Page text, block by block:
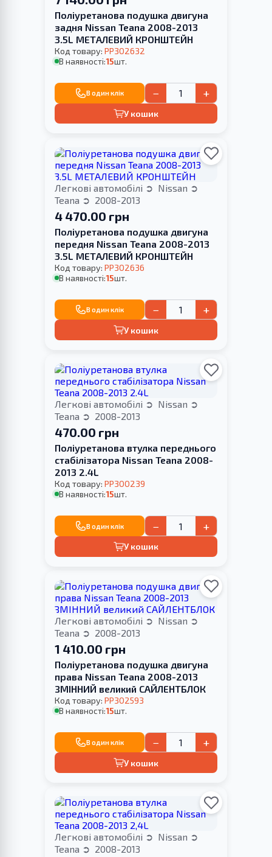
Поліуретанова подушка двигуна
задня Nissan Teana 2008-2013
3.5L МЕТАЛЕВИЙ КРОНШТЕЙН
Код товару: PP302632
В наявності:15шт.
В один клік − +
У кошик
Легкові автомобілі
Nissan
Teana
2008-2013
4 470.00 грн
Поліуретанова подушка двигуна
передня Nissan Teana 2008-2013
3.5L МЕТАЛЕВИЙ КРОНШТЕЙН
Код товару: PP302636
В наявності:15шт.
В один клік − +
У кошик
Легкові автомобілі
Nissan
Teana
2008-2013
470.00 грн
Поліуретанова втулка переднього
стабілізатора Nissan Teana 2008-
2013 2.4L
Код товару: PP300239
В наявності:15шт.
В один клік − +
У кошик
Легкові автомобілі
Nissan
Teana
2008-2013
1 410.00 грн
Поліуретанова подушка двигуна
права Nissan Teana 2008-2013
ЗМІННИЙ великий САЙЛЕНТБЛОК
Код товару: PP302593
В наявності:15шт.
В один клік − +
У кошик
Легкові автомобілі
Nissan
Teana
2008-2013